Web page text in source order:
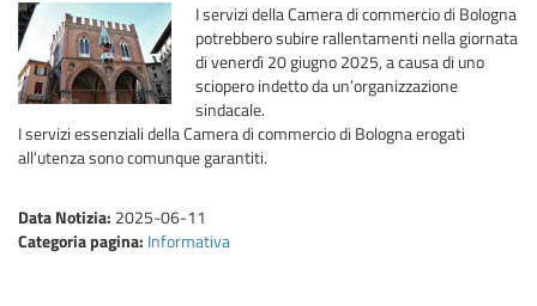
I servizi della Camera di commercio di Bologna
potrebbero subire rallentamenti nella giornata
di venerdì 20 giugno 2025, a causa di uno
sciopero indetto da un’organizzazione
sindacale.
I servizi essenziali della Camera di commercio di Bologna erogati
all'utenza sono comunque garantiti.
Data Notizia: 2025-06-11
Categoria pagina: Informativa